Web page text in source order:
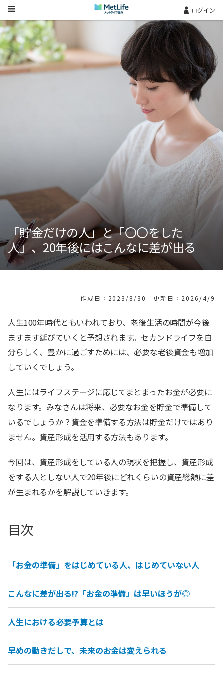
Skip Navigation ログイン
「貯金だけの人」と「〇〇をした
人」、20年後にはこんなに差が出る
作成日：2023/8/30 更新日：2026/4/9
人生100年時代ともいわれており、老後生活の時間が今後
ますます延びていくと予想されます。セカンドライフを自
分らしく、豊かに過ごすためには、必要な老後資金も増加
していくでしょう。
人生にはライフステージに応じてまとまったお金が必要に
なります。みなさんは将来、必要なお金を貯金で準備して
いるでしょうか？資金を準備する方法は貯金だけではあり
ません。資産形成を活用する方法もあります。
今回は、資産形成をしている人の現状を把握し、資産形成
をする人としない人で20年後にどれくらいの資産総額に差
が生まれるかを解説していきます。
目次
「お金の準備」をはじめている人、はじめていない人
こんなに差が出る!?「お金の準備」は早いほうが◎
人生における必要予算とは
早めの動きだしで、未来のお金は変えられる